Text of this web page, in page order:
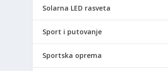
Solarna LED rasveta
Sport i putovanje
Sportska oprema